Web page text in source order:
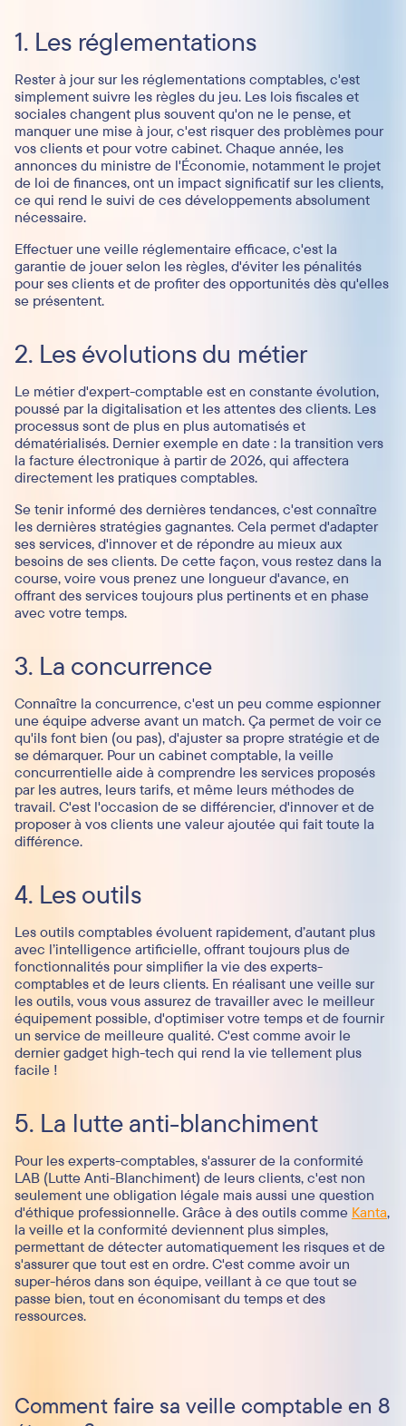
1. Les réglementations
Rester à jour sur les réglementations comptables, c'est
simplement suivre les règles du jeu. Les lois fiscales et
sociales changent plus souvent qu'on ne le pense, et
manquer une mise à jour, c'est risquer des problèmes pour
vos clients et pour votre cabinet. Chaque année, les
annonces du ministre de l'Économie, notamment le projet
de loi de finances, ont un impact significatif sur les clients,
ce qui rend le suivi de ces développements absolument
nécessaire.
Effectuer une veille réglementaire efficace, c'est la
garantie de jouer selon les règles, d'éviter les pénalités
pour ses clients et de profiter des opportunités dès qu'elles
se présentent.
2. Les évolutions du métier
Le métier d'expert-comptable est en constante évolution,
poussé par la digitalisation et les attentes des clients. Les
processus sont de plus en plus automatisés et
dématérialisés. Dernier exemple en date : la transition vers
la facture électronique à partir de 2026, qui affectera
directement les pratiques comptables.
Se tenir informé des dernières tendances, c'est connaître
les dernières stratégies gagnantes. Cela permet d'adapter
ses services, d'innover et de répondre au mieux aux
besoins de ses clients. De cette façon, vous restez dans la
course, voire vous prenez une longueur d'avance, en
offrant des services toujours plus pertinents et en phase
avec votre temps.
3. La concurrence
Connaître la concurrence, c'est un peu comme espionner
une équipe adverse avant un match. Ça permet de voir ce
qu'ils font bien (ou pas), d'ajuster sa propre stratégie et de
se démarquer. Pour un cabinet comptable, la veille
concurrentielle aide à comprendre les services proposés
par les autres, leurs tarifs, et même leurs méthodes de
travail. C'est l'occasion de se différencier, d'innover et de
proposer à vos clients une valeur ajoutée qui fait toute la
différence.
4. Les outils
Les outils comptables évoluent rapidement, d’autant plus
avec l’intelligence artificielle, offrant toujours plus de
fonctionnalités pour simplifier la vie des experts-
comptables et de leurs clients. En réalisant une veille sur
les outils, vous vous assurez de travailler avec le meilleur
équipement possible, d'optimiser votre temps et de fournir
un service de meilleure qualité. C'est comme avoir le
dernier gadget high-tech qui rend la vie tellement plus
facile !
5. La lutte anti-blanchiment
Pour les experts-comptables, s'assurer de la conformité
LAB (Lutte Anti-Blanchiment) de leurs clients, c'est non
seulement une obligation légale mais aussi une question
d'éthique professionnelle. Grâce à des outils comme Kanta,
la veille et la conformité deviennent plus simples,
permettant de détecter automatiquement les risques et de
s'assurer que tout est en ordre. C'est comme avoir un
super-héros dans son équipe, veillant à ce que tout se
passe bien, tout en économisant du temps et des
ressources.
Comment faire sa veille comptable en 8